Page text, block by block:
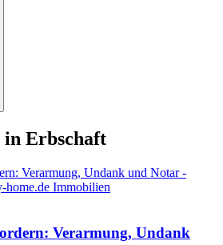
Erbschaft
Verarmung, Undank